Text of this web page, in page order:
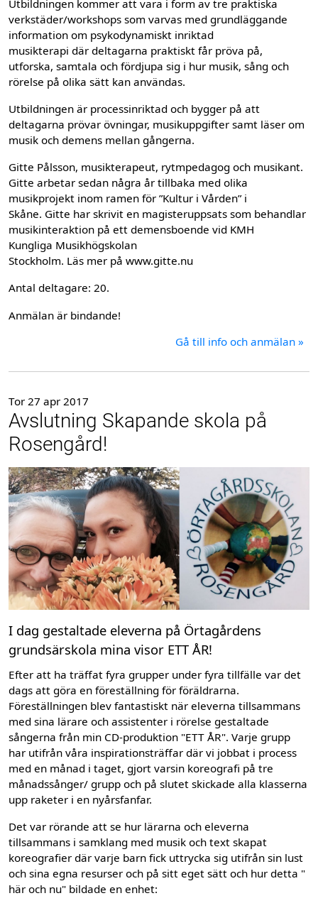
Utbildningen kommer att vara i form av tre praktiska
verkstäder/workshops som varvas med grundläggande
information om psykodynamiskt inriktad
musikterapi där deltagarna praktiskt får pröva på,
utforska, samtala och fördjupa sig i hur musik, sång och
rörelse på olika sätt kan användas.
Utbildningen är processinriktad och bygger på att
deltagarna prövar övningar, musikuppgifter samt läser om
musik och demens mellan gångerna.
Gitte Pålsson, musikterapeut, rytmpedagog och musikant.
Gitte arbetar sedan några år tillbaka med olika
musikprojekt inom ramen för ”Kultur i Vården” i
Skåne. Gitte har skrivit en magisteruppsats som behandlar
musikinteraktion på ett demensboende vid KMH
Kungliga Musikhögskolan
Stockholm. Läs mer på www.gitte.nu
Antal deltagare: 20.
Anmälan är bindande!
Gå till info och anmälan »
Tor 27 apr 2017
Avslutning Skapande skola på
Rosengård!
I dag gestaltade eleverna på Örtagårdens
grundsärskola mina visor ETT ÅR!
Efter att ha träffat fyra grupper under fyra tillfälle var det
dags att göra en föreställning för föräldrarna.
Föreställningen blev fantastiskt när eleverna tillsammans
med sina lärare och assistenter i rörelse gestaltade
sångerna från min CD-produktion "ETT ÅR". Varje grupp
har utifrån våra inspirationsträffar där vi jobbat i process
med en månad i taget, gjort varsin koreografi på tre
månadssånger/ grupp och på slutet skickade alla klasserna
upp raketer i en nyårsfanfar.
Det var rörande att se hur lärarna och eleverna
tillsammans i samklang med musik och text skapat
koreografier där varje barn fick uttrycka sig utifrån sin lust
och sina egna resurser och på sitt eget sätt och hur detta "
här och nu" bildade en enhet: